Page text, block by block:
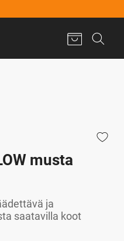
musta
ja
saatavilla koot